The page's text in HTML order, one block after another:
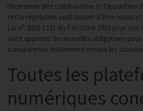
l’économie dite collaborative et l’apparition
cette régulation avait besoin d’être revue
Loi n° 2016-1321 du 7 octobre 2016 pour
vient apporter de nouvelles obligations
transparence notamment envers les
Toutes les
numériques